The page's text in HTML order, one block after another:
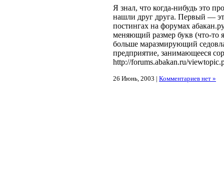
Я знал, что когда-нибудь это
нашли друг друга. Первый —
постингах на форумах
меняющий размер букв (что-то
больше маразмирующий
предприятие, занимающееся
http://forums.abakan.ru/
26 Июнь, 2003 | Комментариев нет »